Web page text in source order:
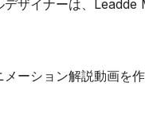
ザイナーは、
ーション解説動画を